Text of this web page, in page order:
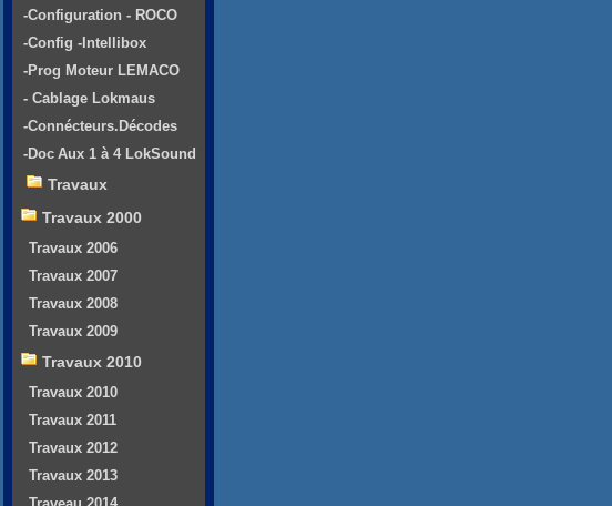
-Configuration - ROCO
-Config -Intellibox
-Prog Moteur LEMACO
- Cablage Lokmaus
-Connécteurs.Décodes
-Doc Aux 1 à 4 LokSound
Travaux
Travaux 2000
Travaux 2006
Travaux 2007
Travaux 2008
Travaux 2009
Travaux 2010
Travaux 2010
Travaux 2011
Travaux 2012
Travaux 2013